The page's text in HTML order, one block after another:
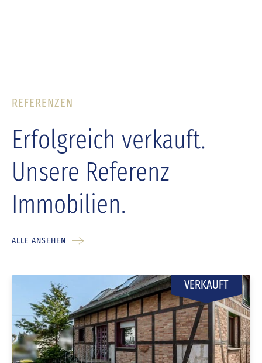
REFERENZEN
Erfolgreich verkauft.
Unsere Referenz
Immobilien.
ALLE ANSEHEN
VERKAUFT